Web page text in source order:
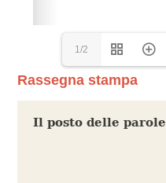
1/2
Rassegna stampa
Il posto delle parole